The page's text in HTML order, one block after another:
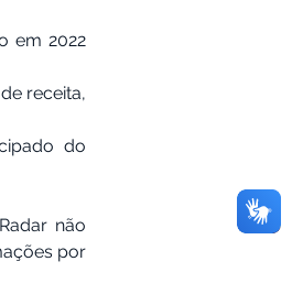
em 2022
receita,
do
não
por